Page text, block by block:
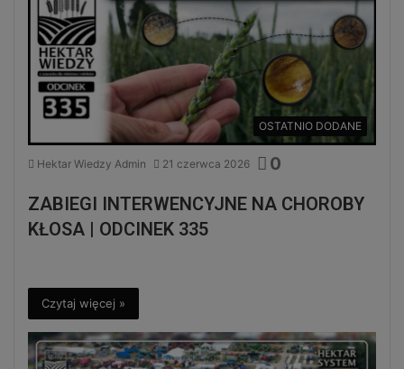
OSTATNIO DODANE
Hektar Wiedzy Admin 21 czerwca 2026 0
ZABIEGI INTERWENCYJNE NA CHOROBY
KŁOSA | ODCINEK 335
Czytaj więcej »